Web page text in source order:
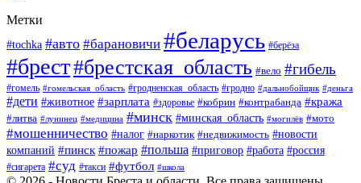
Метки
#tochka #авто #барановичи #беларусь #берёза
#брест#брестская_область #вело #гибель
#гомель #гомельская_область #гродненская_область #гродно #дальнобойщик #деньга
#дети #животное #зарплата #здоровье #кобрин #контрабанда #кража
#литва #лунинец #медицина #минск #минская_область #могилёв #мото
#мошенничество #налог #наркотик #недвижимость #новости
компаний #пинск #пожар #польша #приговор #работа #россия
#сигарета #суд #такси #футбол #школа